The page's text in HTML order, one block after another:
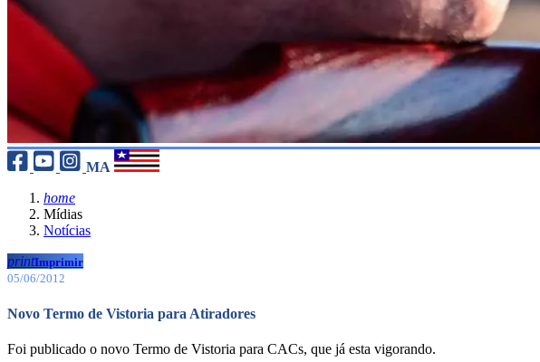
MA
home
Mídias
Notícias
printImprimir
05/06/2012
Novo Termo de Vistoria para Atiradores
Foi publicado o novo Termo de Vistoria para CACs, que já esta vigorando.